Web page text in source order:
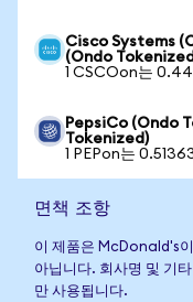
Cisco Systems
(Ondo
1 CSCOon는
PepsiCo (Ondo
Tokenized)
1 PEPon는
면책 조항
이 제품은 McDonald's
아닙니다. 회사명 및 기
만 사용됩니다.